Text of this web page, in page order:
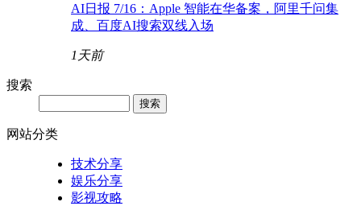
AI日报 7/16：Apple 智能在华备案，阿里千问集
成、百度AI搜索双线入场
1天前
搜索
网站分类
技术分享
娱乐分享
影视攻略